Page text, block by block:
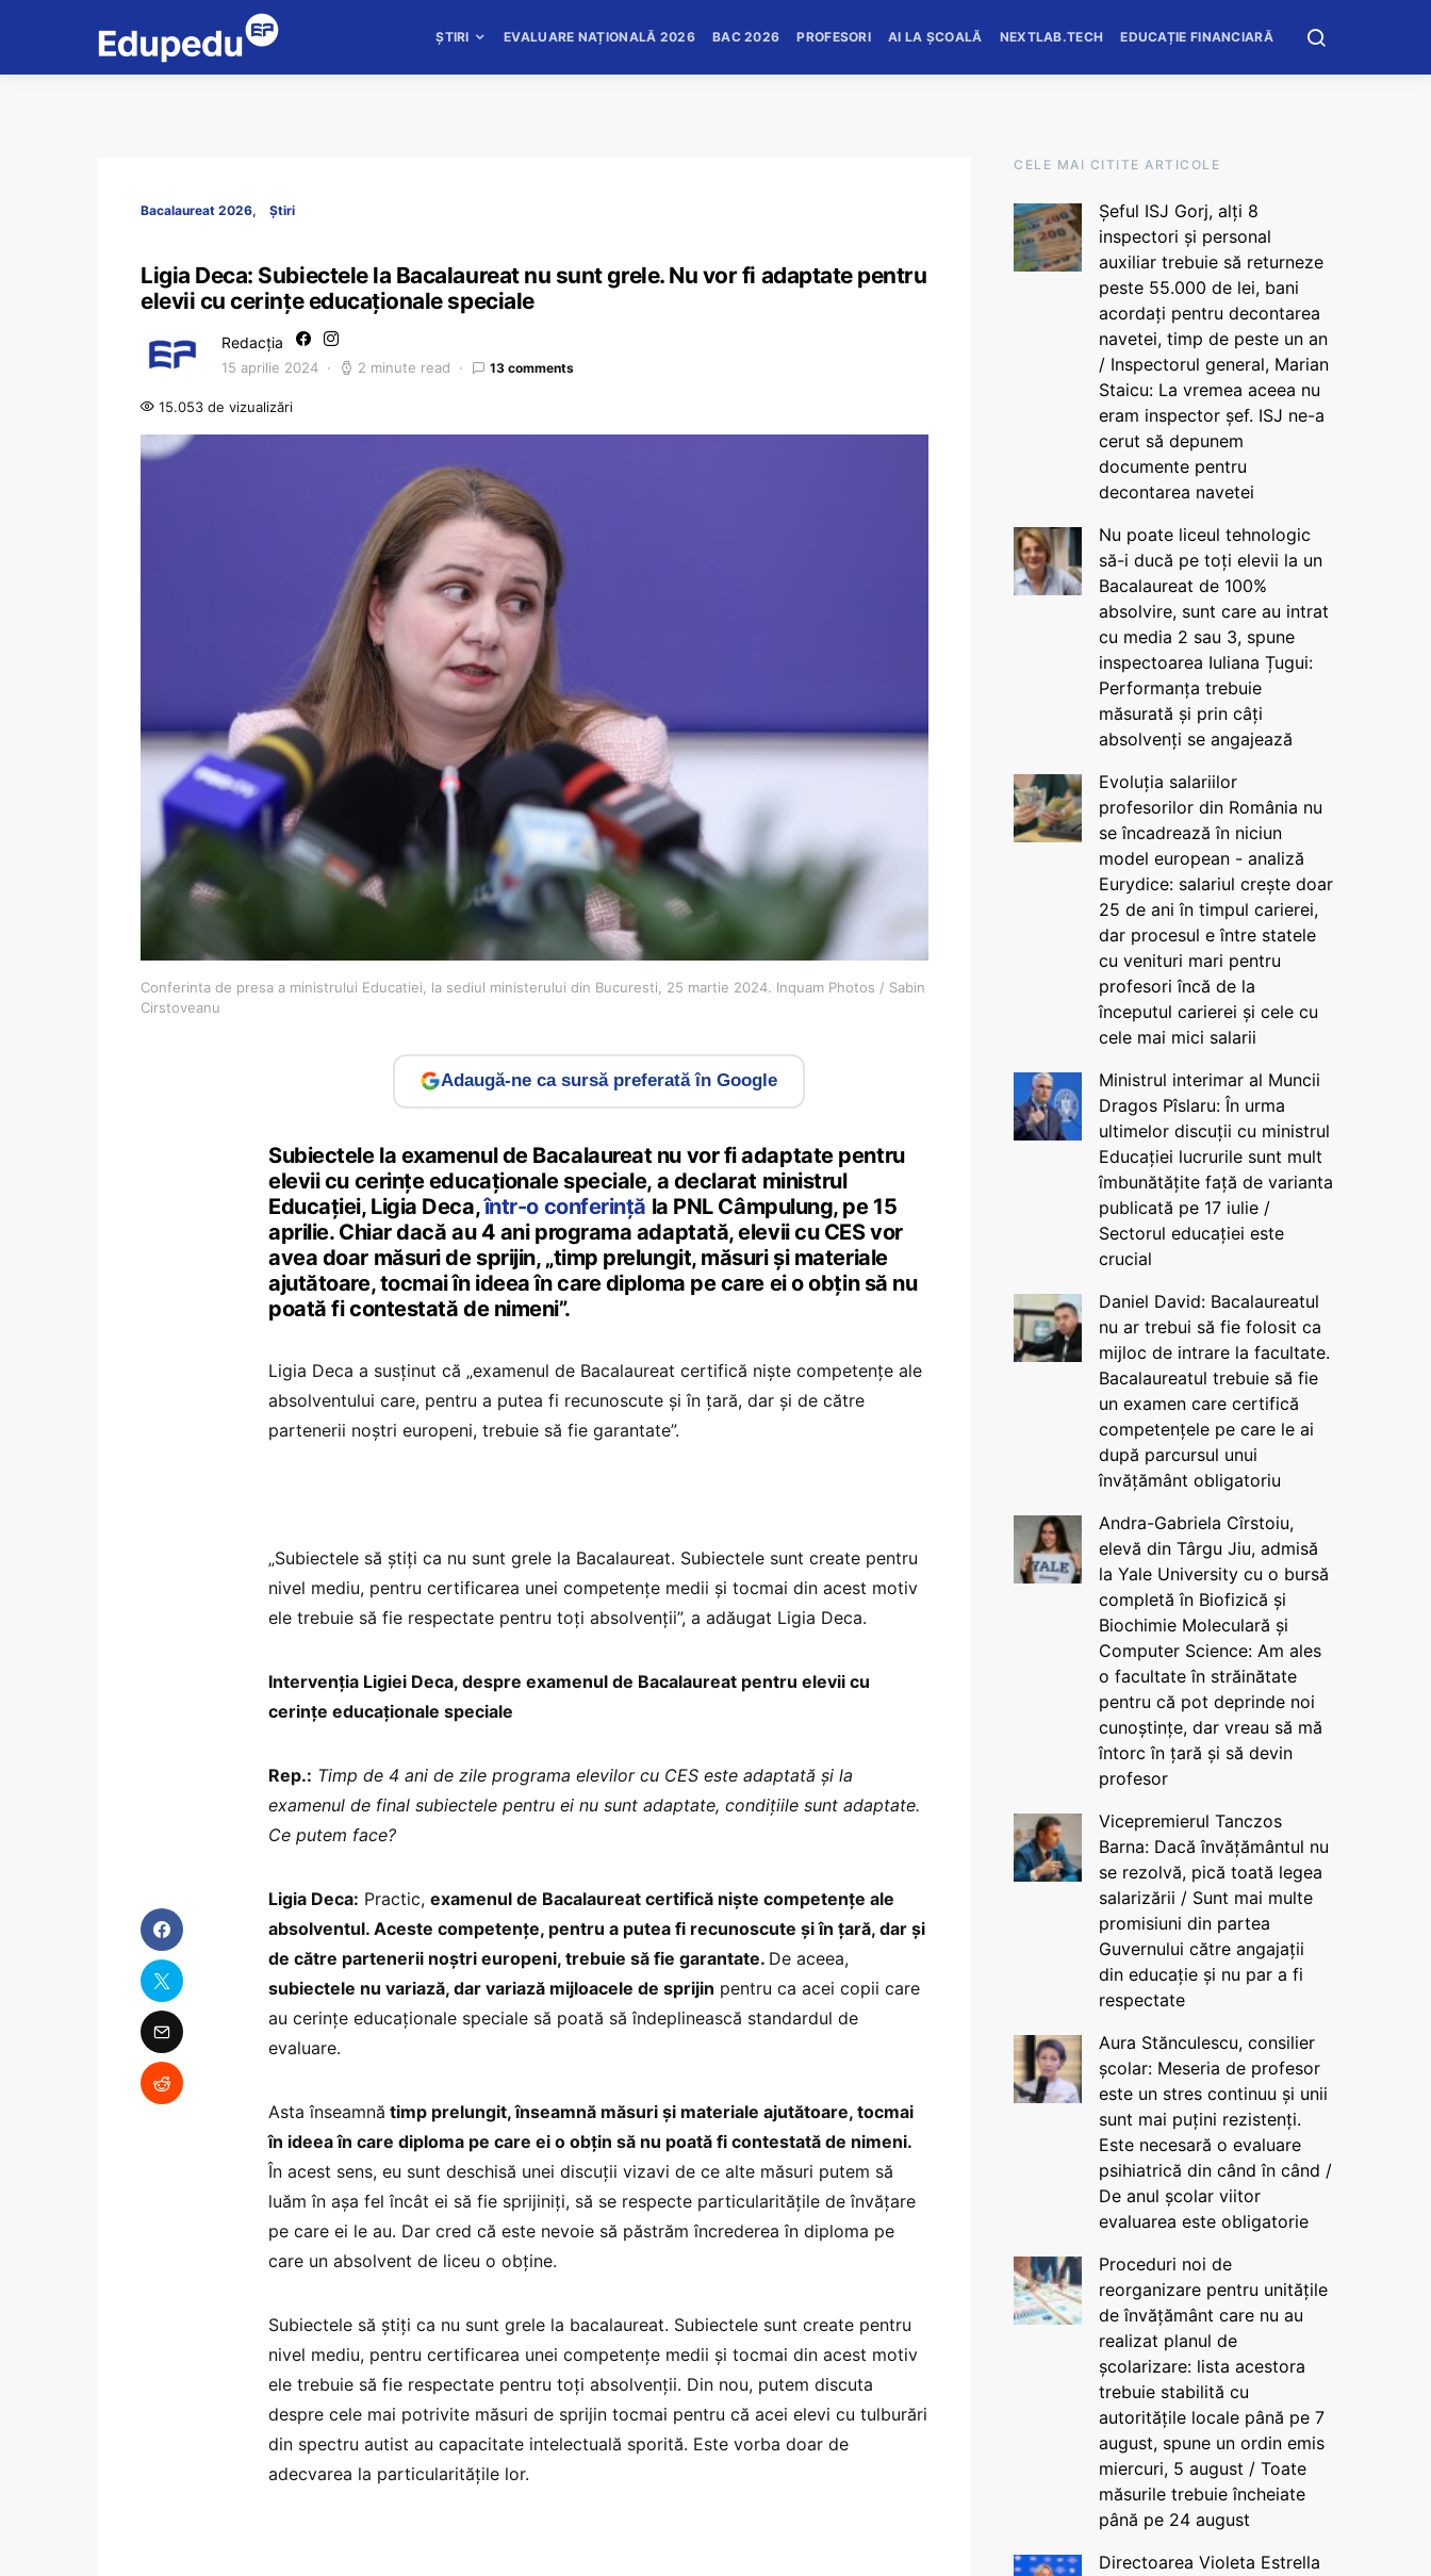
ȘTIRI EVALUARE NAȚIONALĂ 2026 BAC 2026 PROFESORI AI LA ȘCOALĂ NEXTLAB.TECH EDUCAȚIE FINANCIARĂ
Bacalaureat 2026 Știri
Ligia Deca: Subiectele la Bacalaureat nu sunt grele. Nu vor fi adaptate pentru
elevii cu cerințe educaționale speciale
Redacția
15 aprilie 2024 2 minute read 13 comments
15.053 de vizualizări
Conferinta de presa a ministrului Educatiei, la sediul ministerului din Bucuresti, 25 martie 2024. Inquam Photos / Sabin
Cirstoveanu
Adaugă-ne ca sursă preferată în Google
Subiectele la examenul de Bacalaureat nu vor fi adaptate pentru
elevii cu cerințe educaționale speciale, a declarat ministrul
Educației, Ligia Deca,într-o conferință la PNL Câmpulung, pe 15
aprilie. Chiar dacă au 4 ani programa adaptată, elevii cu CES vor
avea doar măsuri de sprijin, „timp prelungit, măsuri și materiale
ajutătoare, tocmai în ideea în care diploma pe care ei o obțin să nu
poată fi contestată de nimeni”.
Ligia Deca a susținut că „examenul de Bacalaureat certifică niște competențe ale
absolventului care, pentru a putea fi recunoscute și în țară, dar și de către
partenerii noștri europeni, trebuie să fie garantate”.
„Subiectele să știți ca nu sunt grele la Bacalaureat. Subiectele sunt create pentru
nivel mediu, pentru certificarea unei competențe medii și tocmai din acest motiv
ele trebuie să fie respectate pentru toți absolvenții”, a adăugat Ligia Deca.
Intervenția Ligiei Deca, despre examenul de Bacalaureat pentru elevii cu
cerințe educaționale speciale
Rep.: Timp de 4 ani de zile programa elevilor cu CES este adaptată și la
examenul de final subiectele pentru ei nu sunt adaptate, condițiile sunt adaptate.
Ce putem face?
Ligia Deca: Practic, examenul de Bacalaureat certifică niște competențe ale
absolventul. Aceste competențe, pentru a putea fi recunoscute și în țară, dar și
de către partenerii noștri europeni, trebuie să fie garantate. De aceea,
subiectele nu variază, dar variază mijloacele de sprijin pentru ca acei copii care
au cerințe educaționale speciale să poată să îndeplinească standardul de
evaluare.
Asta înseamnă timp prelungit, înseamnă măsuri și materiale ajutătoare, tocmai
în ideea în care diploma pe care ei o obțin să nu poată fi contestată de nimeni.
În acest sens, eu sunt deschisă unei discuții vizavi de ce alte măsuri putem să
luăm în așa fel încât ei să fie sprijiniți, să se respecte particularitățile de învățare
pe care ei le au. Dar cred că este nevoie să păstrăm încrederea în diploma pe
care un absolvent de liceu o obține.
Subiectele să știți ca nu sunt grele la bacalaureat. Subiectele sunt create pentru
nivel mediu, pentru certificarea unei competențe medii și tocmai din acest motiv
ele trebuie să fie respectate pentru toți absolvenții. Din nou, putem discuta
despre cele mai potrivite măsuri de sprijin tocmai pentru că acei elevi cu tulburări
din spectru autist au capacitate intelectuală sporită. Este vorba doar de
adecvarea la particularitățile lor.
CELE MAI CITITE ARTICOLE
Șeful ISJ Gorj, alți 8
inspectori și personal
auxiliar trebuie să returneze
peste 55.000 de lei, bani
acordați pentru decontarea
navetei, timp de peste un an
/ Inspectorul general, Marian
Staicu: La vremea aceea nu
eram inspector șef. ISJ ne-a
cerut să depunem
documente pentru
decontarea navetei
Nu poate liceul tehnologic
să-i ducă pe toți elevii la un
Bacalaureat de 100%
absolvire, sunt care au intrat
cu media 2 sau 3, spune
inspectoarea Iuliana Țugui:
Performanța trebuie
măsurată și prin câți
absolvenți se angajează
Evoluția salariilor
profesorilor din România nu
se încadrează în niciun
model european - analiză
Eurydice: salariul crește doar
25 de ani în timpul carierei,
dar procesul e între statele
cu venituri mari pentru
profesori încă de la
începutul carierei și cele cu
cele mai mici salarii
Ministrul interimar al Muncii
Dragos Pîslaru: În urma
ultimelor discuții cu ministrul
Educației lucrurile sunt mult
îmbunătățite față de varianta
publicată pe 17 iulie /
Sectorul educației este
crucial
Daniel David: Bacalaureatul
nu ar trebui să fie folosit ca
mijloc de intrare la facultate.
Bacalaureatul trebuie să fie
un examen care certifică
competențele pe care le ai
după parcursul unui
învățământ obligatoriu
Andra-Gabriela Cîrstoiu,
elevă din Târgu Jiu, admisă
la Yale University cu o bursă
completă în Biofizică și
Biochimie Moleculară și
Computer Science: Am ales
o facultate în străinătate
pentru că pot deprinde noi
cunoștințe, dar vreau să mă
întorc în țară și să devin
profesor
Vicepremierul Tanczos
Barna: Dacă învățământul nu
se rezolvă, pică toată legea
salarizării / Sunt mai multe
promisiuni din partea
Guvernului către angajații
din educație și nu par a fi
respectate
Aura Stănculescu, consilier
școlar: Meseria de profesor
este un stres continuu și unii
sunt mai puțini rezistenți.
Este necesară o evaluare
psihiatrică din când în când /
De anul școlar viitor
evaluarea este obligatorie
Proceduri noi de
reorganizare pentru unitățile
de învățământ care nu au
realizat planul de
școlarizare: lista acestora
trebuie stabilită cu
autoritățile locale până pe 7
august, spune un ordin emis
miercuri, 5 august / Toate
măsurile trebuie încheiate
până pe 24 august
Directoarea Violeta Estrella